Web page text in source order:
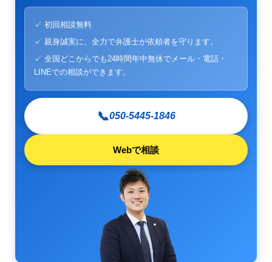
✓ 初回相談無料
✓ 親身誠実に、全力で弁護士が依頼者を守ります。
✓ 全国どこからでも24時間年中無休でメール・電話・
LINEでの相談ができます。
📞050-5445-1846
Webで相談